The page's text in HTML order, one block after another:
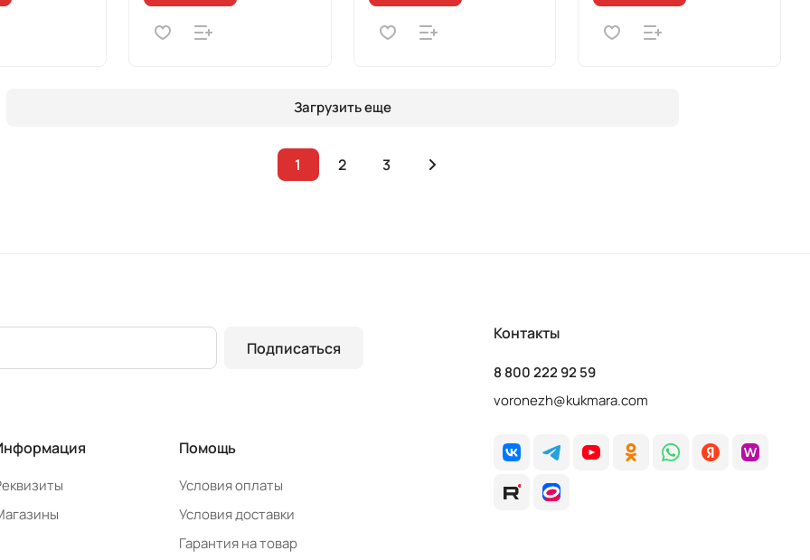
Загрузить еще
1 2 3
Подписаться
Помощь
Условия оплаты
Условия доставки
Гарантия на товар
Контакты
8 800 222 92 59
voronezh@kukmara.com